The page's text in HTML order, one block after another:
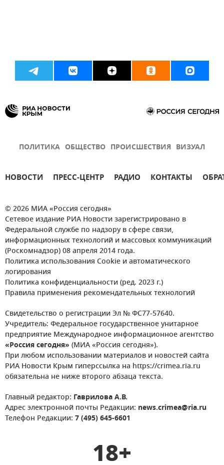
ПОЛИТИКА ОБЩЕСТВО ПРОИСШЕСТВИЯ ВИЗУАЛ
НОВОСТИ ПРЕСС-ЦЕНТР РАДИО КОНТАКТЫ
© 2026 МИА «Россия сегодня»
Сетевое издание РИА Новости зарегистрировано в
Федеральной службе по надзору в сфере связи,
информационных технологий и массовых коммуникаций
(Роскомнадзор) 08 апреля 2014 года.
Политика использования Cookie и автоматического
логирования
Политика конфиденциальности (ред. 2023 г.)
Правила применения рекомендательных технологий
Свидетельство о регистрации Эл № ФС77-57640.
Учредитель: Федеральное государственное унитарное
предприятие Международное информационное агентство
«Россия сегодня» (МИА «Россия сегодня»).
При любом использовании материалов и новостей сайта
РИА Новости Крым гиперссылка на https://crimea.ria.ru
обязательна не ниже второго абзаца текста.
Главный редактор: Гаврилова А.В.
Адрес электронной почты Редакции: news.crimea@ria.ru
Телефон Редакции: 7 (495) 645-6601
18+